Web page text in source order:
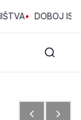
DOBOJ ISTOK: